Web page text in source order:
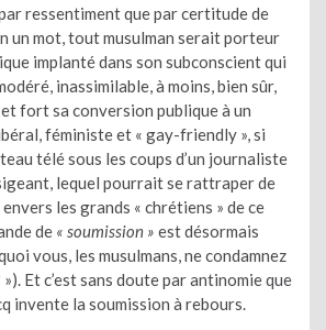
ressentiment que par certitude de
un mot, tout musulman serait porteur
implanté dans son subconscient qui
inassimilable, à moins, bien sûr,
fort sa conversion publique à un
féministe et « gay-friendly », si
télé sous les coups d’un journaliste
lequel pourrait se rattraper de
les grands « chrétiens » de ce
de « soumission » est désormais
vous, les musulmans, ne condamnez
Et c’est sans doute par antinomie que
invente la soumission à rebours.